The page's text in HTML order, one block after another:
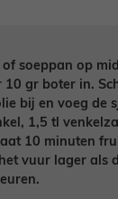
soeppan op
10 gr boter in.
bij en voeg de
1,5 tl
10 minuten
vuur lager als